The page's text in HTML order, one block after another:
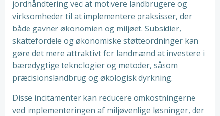
jordhåndtering ved at motivere landbrugere og
virksomheder til at implementere praksisser, der
både gavner økonomien og miljøet. Subsidier,
skattefordele og økonomiske støtteordninger kan
gøre det mere attraktivt for landmænd at investere i
bæredygtige teknologier og metoder, såsom
præcisionslandbrug og økologisk dyrkning.
Disse incitamenter kan reducere omkostningerne
ved implementeringen af miljøvenlige løsninger, der